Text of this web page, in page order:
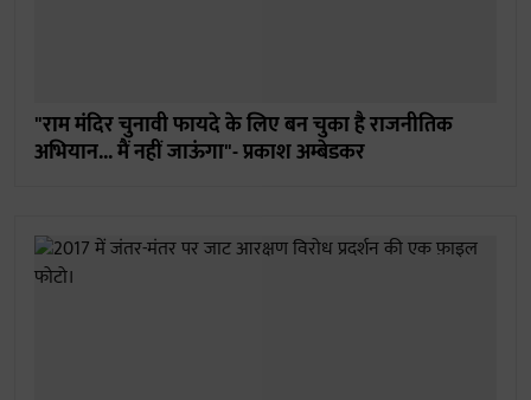
"राम मंदिर चुनावी फायदे के लिए बन चुका है राजनीतिक
अभियान... मैं नहीं जाऊंगा"- प्रकाश अम्बेडकर